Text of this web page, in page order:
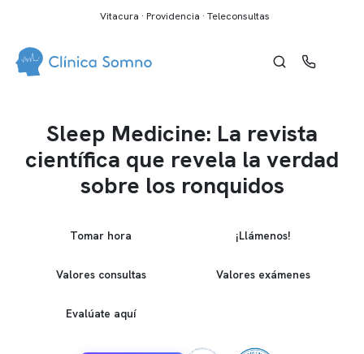
Vitacura · Providencia · Teleconsultas
Sleep Medicine: La revista
científica que revela la verdad
sobre los ronquidos
Tomar hora ¡Llámenos!
Valores consultas Valores exámenes
Evalúate aquí